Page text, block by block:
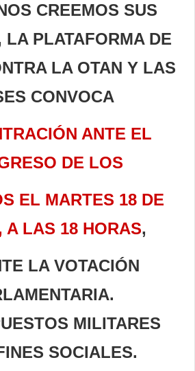
CREEMOS SUS
LA PLATAFORMA DE
LA OTAN Y LAS
CONVOCA
ANTE EL
DE LOS
EL MARTES 18 DE
A LAS 18 HORAS,
LA VOTACIÓN
MENTARIA.
MILITARES
SOCIALES.